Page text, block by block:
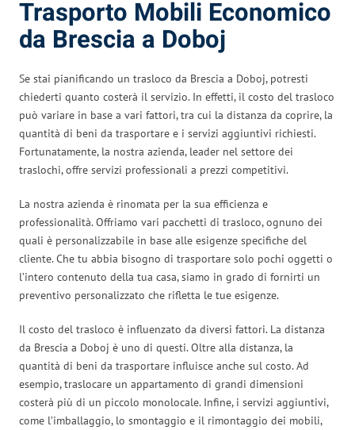
Trasporto Mobili Economico
da Brescia a Doboj
Se stai pianificando un trasloco da Brescia a Doboj, potresti
chiederti quanto costerà il servizio. In effetti, il costo del trasloco
può variare in base a vari fattori, tra cui la distanza da coprire, la
quantità di beni da trasportare e i servizi aggiuntivi richiesti.
Fortunatamente, la nostra azienda, leader nel settore dei
traslochi, offre servizi professionali a prezzi competitivi.
La nostra azienda è rinomata per la sua efficienza e
professionalità. Offriamo vari pacchetti di trasloco, ognuno dei
quali è personalizzabile in base alle esigenze specifiche del
cliente. Che tu abbia bisogno di trasportare solo pochi oggetti o
l’intero contenuto della tua casa, siamo in grado di fornirti un
preventivo personalizzato che rifletta le tue esigenze.
Il costo del trasloco è influenzato da diversi fattori. La distanza
da Brescia a Doboj è uno di questi. Oltre alla distanza, la
quantità di beni da trasportare influisce anche sul costo. Ad
esempio, traslocare un appartamento di grandi dimensioni
costerà più di un piccolo monolocale. Infine, i servizi aggiuntivi,
come l’imballaggio, lo smontaggio e il rimontaggio dei mobili,